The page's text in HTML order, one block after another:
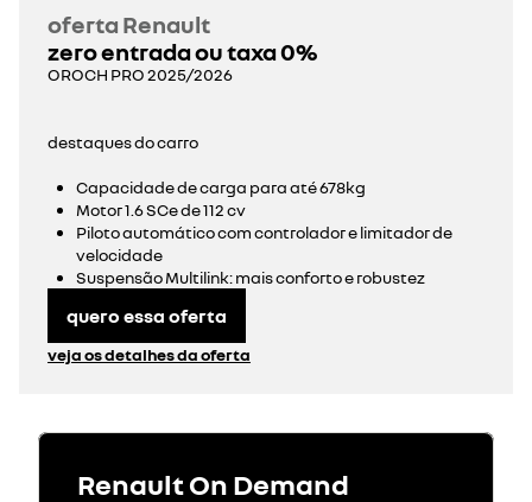
oferta Renault
zero entrada ou taxa 0%
OROCH PRO 2025/2026
destaques do carro
Capacidade de carga para até 678kg
Motor 1.6 SCe de 112 cv
Piloto automático com controlador e limitador de
velocidade
Suspensão Multilink: mais conforto e robustez
quero essa oferta
veja os detalhes da oferta
Renault On Demand